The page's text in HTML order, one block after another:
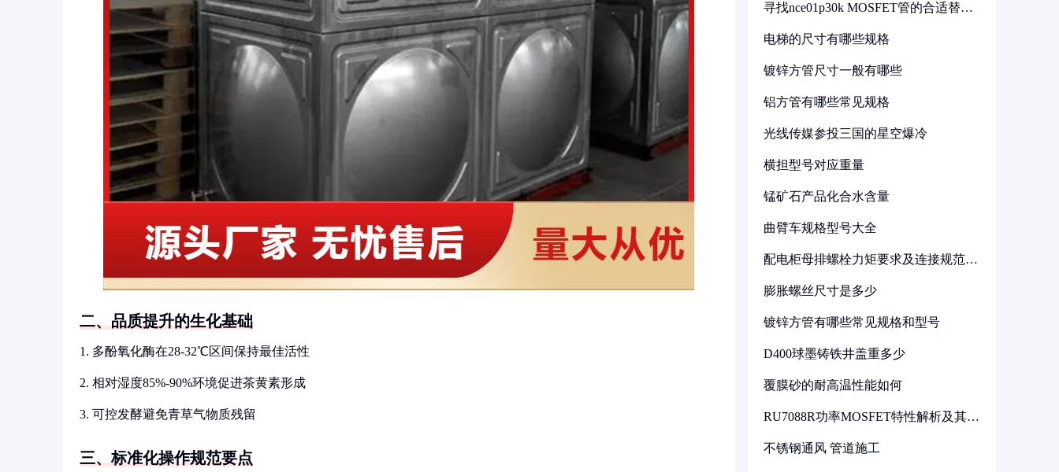
二、品质提升的生化基础
1. 多酚氧化酶在28-32℃区间保持最佳活性
2. 相对湿度85%-90%环境促进茶黄素形成
3. 可控发酵避免青草气物质残留
三、标准化操作规范要点
寻找nce01p30k MOSFET管的合适替代
电梯的尺寸有哪些规格
镀锌方管尺寸一般有哪些
铝方管有哪些常见规格
光线传媒参投三国的星空爆冷
横担型号对应重量
锰矿石产品化合水含量
曲臂车规格型号大全
配电柜母排螺栓力矩要求及连接规范详
膨胀螺丝尺寸是多少
镀锌方管有哪些常见规格和型号
D400球墨铸铁井盖重多少
覆膜砂的耐高温性能如何
RU7088R功率MOSFET特性解析及其在
不锈钢通风 管道施工